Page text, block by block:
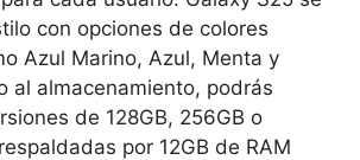
con opciones de colores
Azul Marino, Azul, Menta y
al almacenamiento, podrás
de 128GB, 256GB o
por 12GB de RAM